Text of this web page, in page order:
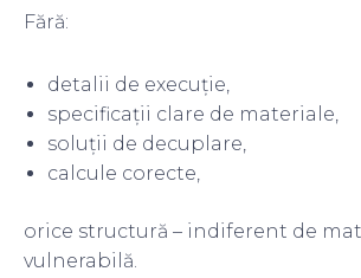
Fără:
detalii de execuție,
specificații clare de materiale,
soluții de decuplare,
calcule corecte,
orice structură – indiferent de
vulnerabilă.